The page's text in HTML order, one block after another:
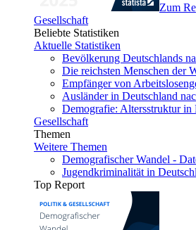
Zum
Gesellschaft
Beliebte Statistiken
Aktuelle Statistiken
Bevölkerung Deutschlands
Die reichsten Menschen der
Empfänger von
Ausländer in Deutschland
Demografie: Altersstruktur in
Gesellschaft
Themen
Weitere Themen
Demografischer Wandel -
Jugendkriminalität in
Top Report